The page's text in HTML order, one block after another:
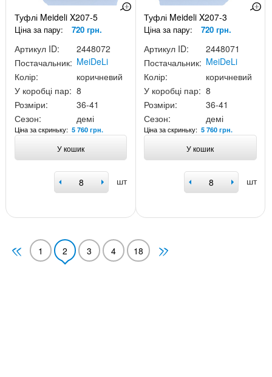
Туфлі Meideli X207-5
Ціна за пару: 720 грн.
Артикул ID:
2448072
Постачальник: MeiDeLi
Колір:
коричневий
У коробці пар: 8
Розміри:
36-41
Сезон:
демі
Ціна за скриньку: 5 760 грн.
У кошик
шт
Туфлі Meideli X207-3
Ціна за пару: 720 грн.
Артикул ID:
2448071
Постачальник: MeiDeLi
Колір:
коричневий
У коробці пар: 8
Розміри:
36-41
Сезон:
демі
Ціна за скриньку:5 760 грн.
У кошик
шт
1 2 3 4 18